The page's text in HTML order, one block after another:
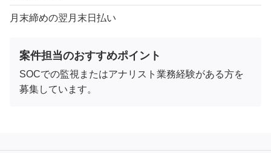
月末締めの翌月末日払い
案件担当のおすすめポイント
SOCでの監視またはアナリスト業務経験がある方を
募集しています。